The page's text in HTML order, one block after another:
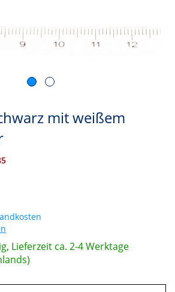
mit weißem
Lieferzeit ca. 2-4 Werktage